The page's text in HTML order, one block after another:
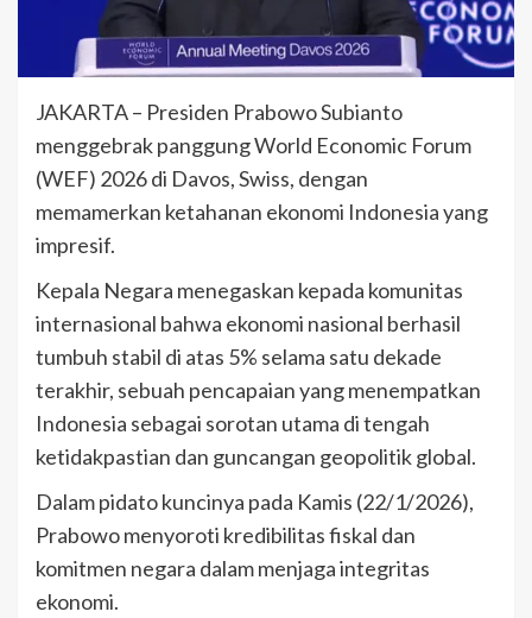
JAKARTA – Presiden Prabowo Subianto
menggebrak panggung World Economic Forum
(WEF) 2026 di Davos, Swiss, dengan
memamerkan ketahanan ekonomi Indonesia yang
impresif.
Kepala Negara menegaskan kepada komunitas
internasional bahwa ekonomi nasional berhasil
tumbuh stabil di atas 5% selama satu dekade
terakhir, sebuah pencapaian yang menempatkan
Indonesia sebagai sorotan utama di tengah
ketidakpastian dan guncangan geopolitik global.
Dalam pidato kuncinya pada Kamis (22/1/2026),
Prabowo menyoroti kredibilitas fiskal dan
komitmen negara dalam menjaga integritas
ekonomi.